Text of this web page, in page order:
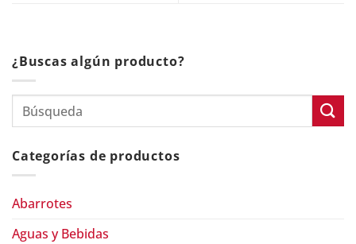
¿Buscas algún producto?
Categorías de productos
Abarrotes
Aguas y Bebidas